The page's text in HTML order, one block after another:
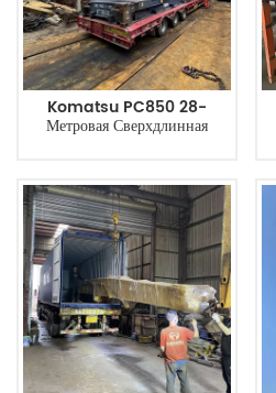
Komatsu PC850 28-
Метровая Сверхдлинная